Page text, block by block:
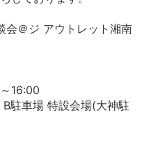
会＠ジ アウトレット湘南
16:00
駐車場 特設会場(大神駐